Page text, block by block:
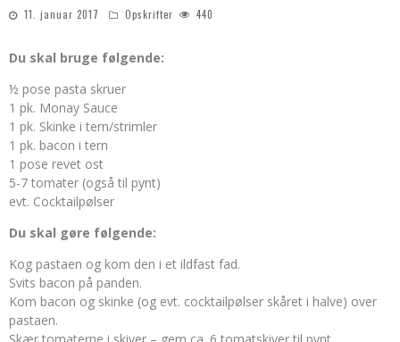
11. januar 2017 Opskrifter 440
Du skal bruge følgende:
½ pose pasta skruer
1 pk. Monay Sauce
1 pk. Skinke i tern/strimler
1 pk. bacon i tern
1 pose revet ost
5-7 tomater (også til pynt)
evt. Cocktailpølser
Du skal gøre følgende:
Kog pastaen og kom den i et ildfast fad.
Svits bacon på panden.
Kom bacon og skinke (og evt. cocktailpølser skåret i halve) over
pastaen.